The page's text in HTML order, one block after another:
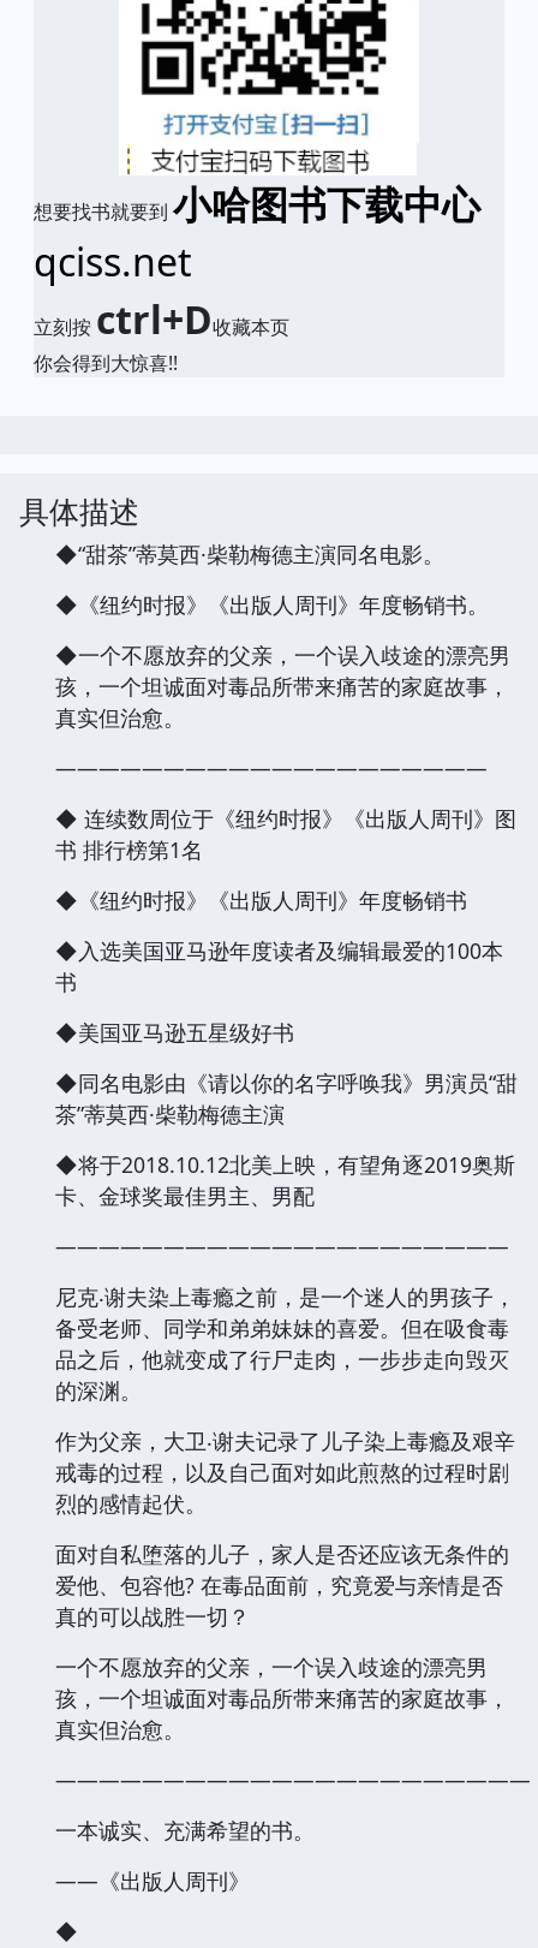
想要找书就要到 小哈图书下载中心
qciss.net
立刻按 ctrl+D收藏本页
你会得到大惊喜!!
具体描述
◆“甜茶”蒂莫西·柴勒梅德主演同名电影。
◆《纽约时报》《出版人周刊》年度畅销书。
◆一个不愿放弃的父亲，一个误入歧途的漂亮男
孩，一个坦诚面对毒品所带来痛苦的家庭故事，
真实但治愈。
————————————————————
◆ 连续数周位于《纽约时报》《出版人周刊》图
书 排行榜第1名
◆《纽约时报》《出版人周刊》年度畅销书
◆入选美国亚马逊年度读者及编辑最爱的100本
书
◆美国亚马逊五星级好书
◆同名电影由《请以你的名字呼唤我》男演员“甜
茶”蒂莫西·柴勒梅德主演
◆将于2018.10.12北美上映，有望角逐2019奥斯
卡、金球奖最佳男主、男配
—————————————————————
尼克‧谢夫染上毒瘾之前，是一个迷人的男孩子，
备受老师、同学和弟弟妹妹的喜爱。但在吸食毒
品之后，他就变成了行尸走肉，一步步走向毁灭
的深渊。
作为父亲，大卫‧谢夫记录了儿子染上毒瘾及艰辛
戒毒的过程，以及自己面对如此煎熬的过程时剧
烈的感情起伏。
面对自私堕落的儿子，家人是否还应该无条件的
爱他、包容他? 在毒品面前，究竟爱与亲情是否
真的可以战胜一切？
一个不愿放弃的父亲，一个误入歧途的漂亮男
孩，一个坦诚面对毒品所带来痛苦的家庭故事，
真实但治愈。
——————————————————————
一本诚实、充满希望的书。
——《出版人周刊》
◆